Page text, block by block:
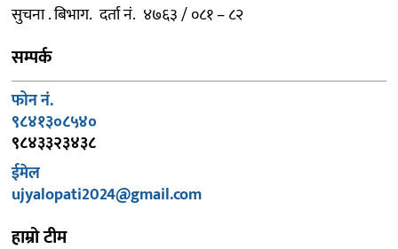
सुचना . बिभाग. दर्ता नं. ४७६३ / ०८१ – ८२
सम्पर्क
फोन नं.
९८४१३०८५४०
९८४३३२३४३८
ईमेल
ujyalopati2024@gmail.com
हाम्रो टीम